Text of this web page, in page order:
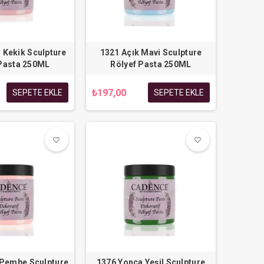
Kekik Sculpture
250ML
SEPETE EKLE
1321 Açık Mavi Sculpture
Rölyef Pasta 250ML
₺197,00 SEPETE EKLE
favorite_border
favorite_border favorite_border
favorite_border